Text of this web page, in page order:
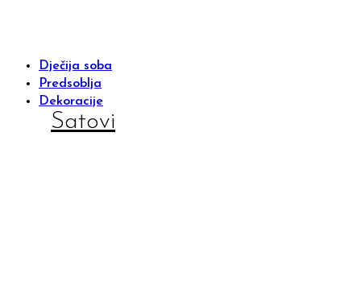
Dječija soba
Predsoblja
Dekoracije
Satovi